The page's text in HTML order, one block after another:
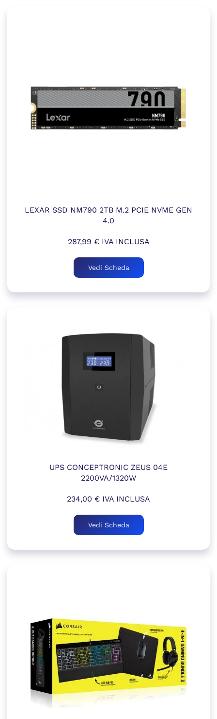
LEXAR SSD NM790 2TB M.2 PCIE NVME GEN
4.0
287,99 €IVA INCLUSA
Vedi Scheda
UPS CONCEPTRONIC ZEUS 04E
2200VA/1320W
234,00 € IVA INCLUSA
Vedi Scheda